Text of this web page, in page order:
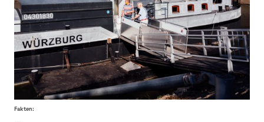
Fakten: